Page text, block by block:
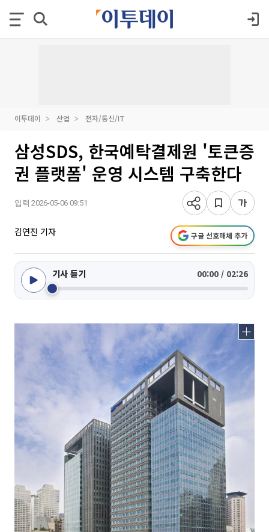
이투데이 산업 전자/통신/IT
삼성SDS, 한국예탁결제원 '토큰증
권 플랫폼' 운영 시스템 구축한다
입력 2026-05-06 09:51
김연진 기자 구글 선호매체 추가
기사 듣기 00:00 / 02:26